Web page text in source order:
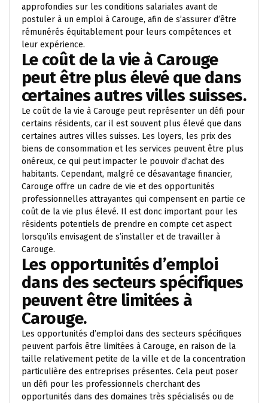
approfondies sur les conditions salariales avant de
postuler à un emploi à Carouge, afin de s’assurer d’être
rémunérés équitablement pour leurs compétences et
leur expérience.
Le coût de la vie à Carouge
peut être plus élevé que dans
certaines autres villes suisses.
Le coût de la vie à Carouge peut représenter un défi pour
certains résidents, car il est souvent plus élevé que dans
certaines autres villes suisses. Les loyers, les prix des
biens de consommation et les services peuvent être plus
onéreux, ce qui peut impacter le pouvoir d’achat des
habitants. Cependant, malgré ce désavantage financier,
Carouge offre un cadre de vie et des opportunités
professionnelles attrayantes qui compensent en partie ce
coût de la vie plus élevé. Il est donc important pour les
résidents potentiels de prendre en compte cet aspect
lorsqu’ils envisagent de s’installer et de travailler à
Carouge.
Les opportunités d’emploi
dans des secteurs spécifiques
peuvent être limitées à
Carouge.
Les opportunités d’emploi dans des secteurs spécifiques
peuvent parfois être limitées à Carouge, en raison de la
taille relativement petite de la ville et de la concentration
particulière des entreprises présentes. Cela peut poser
un défi pour les professionnels cherchant des
opportunités dans des domaines très spécialisés ou de